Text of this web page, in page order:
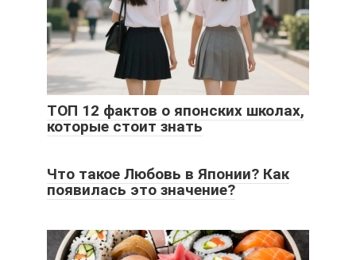
ТОП 12 фактов о японских школах,
которые стоит знать
Что такое Любовь в Японии? Как
появилась это значение?